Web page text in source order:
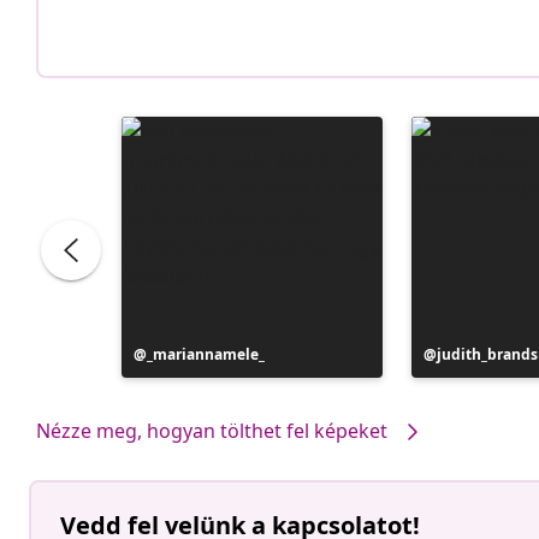
Bejegyzés
közzétevője
_mariannamele_
Bejegyzés
közzétevője
Nézze meg, hogyan tölthet fel képeket
Vedd fel velünk a kapcsolatot!